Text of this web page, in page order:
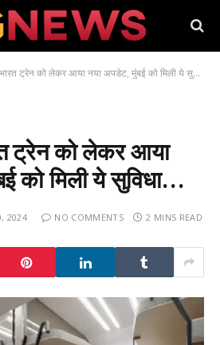
ट्रेन को लेकर आया नया अपडेट, मुंबई को मिली ये सुविधा…
ट्रेन को लेकर आया
को मिली ये सुविधा…
2024 NO COMMENTS 2 MINS READ